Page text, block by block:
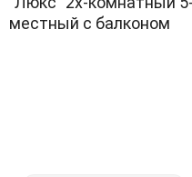
местный с балконом